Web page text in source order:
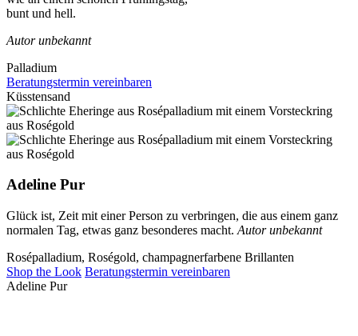
bunt und hell.
Autor unbekannt
Palladium
Beratungstermin vereinbaren
Küsstensand
Adeline Pur
Glück ist, Zeit mit einer Person zu verbringen, die aus einem ganz
normalen Tag, etwas ganz besonderes macht. Autor unbekannt
Rosépalladium, Roségold, champagnerfarbene Brillanten
Shop the Look Beratungstermin vereinbaren
Adeline Pur